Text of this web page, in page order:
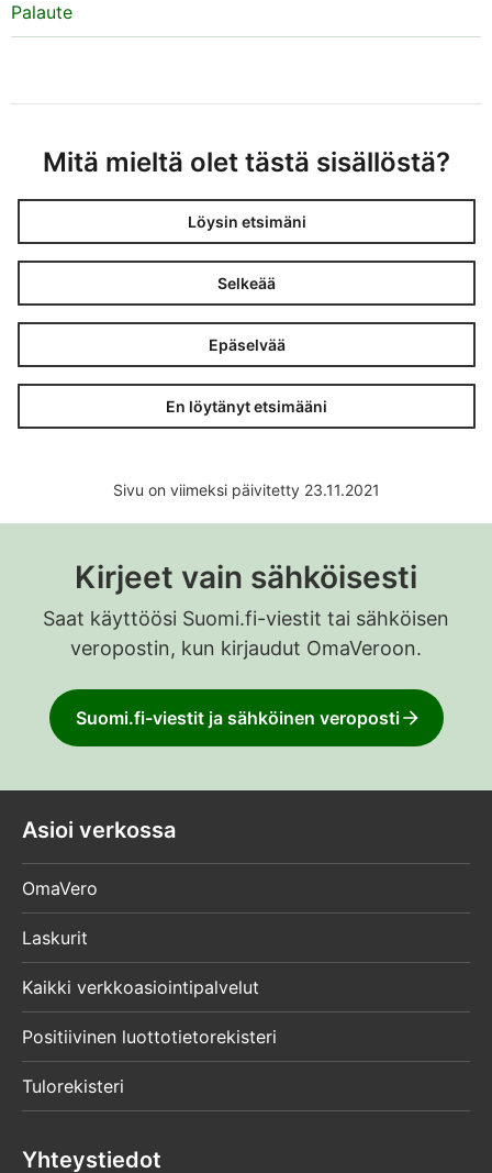
Palaute
Mitä mieltä olet tästä sisällöstä?
Löysin etsimäni
Selkeää
Epäselvää
En löytänyt etsimääni
Sivu on viimeksi päivitetty 23.11.2021
Kirjeet vain sähköisesti
Saat käyttöösi Suomi.fi-viestit tai sähköisen
veropostin, kun kirjaudut OmaVeroon.
Suomi.fi-viestit ja sähköinen veroposti
Asioi verkossa
OmaVero
Laskurit
Kaikki verkkoasiointipalvelut
Positiivinen luottotietorekisteri
Tulorekisteri
Yhteystiedot